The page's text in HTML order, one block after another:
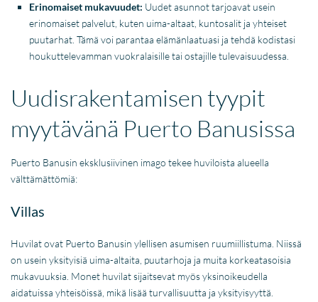
Erinomaiset mukavuudet: Uudet asunnot tarjoavat usein
erinomaiset palvelut, kuten uima-altaat, kuntosalit ja yhteiset
puutarhat. Tämä voi parantaa elämänlaatuasi ja tehdä kodistasi
houkuttelevamman vuokralaisille tai ostajille tulevaisuudessa.
Uudisrakentamisen tyypit
myytävänä Puerto Banusissa
Puerto Banusin eksklusiivinen imago tekee huviloista alueella
välttämättömiä:
Villas
Huvilat ovat Puerto Banusin ylellisen asumisen ruumiillistuma. Niissä
on usein yksityisiä uima-altaita, puutarhoja ja muita korkeatasoisia
mukavuuksia. Monet huvilat sijaitsevat myös yksinoikeudella
aidatuissa yhteisöissä, mikä lisää turvallisuutta ja yksityisyyttä.